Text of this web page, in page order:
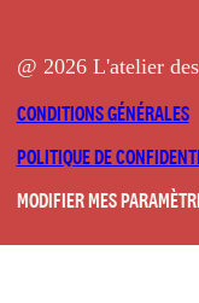
@ 2026 L'atelier
CONDITIONS GÉNÉRALES
POLITIQUE DE
MODIFIER MES